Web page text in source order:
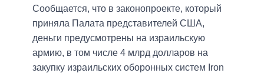
Сообщается, что в законопроекте, который
приняла Палата представителей США,
деньги предусмотрены на израильскую
армию, в том числе 4 млрд долларов на
закупку израильских оборонных систем Iron